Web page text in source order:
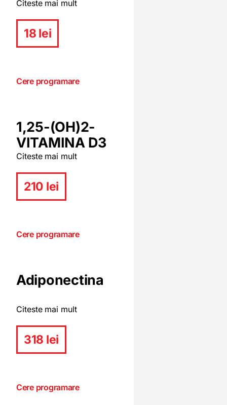
Citeste mai mult
18 lei
Cere programare
1,25-(OH)2-
VITAMINA D3
Citeste mai mult
210 lei
Cere programare
Adiponectina
Citeste mai mult
318 lei
Cere programare